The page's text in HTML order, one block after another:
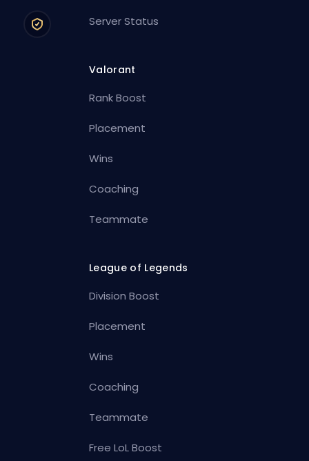
Server Status
Valorant
Rank Boost
Placement
Wins
Coaching
Teammate
League of Legends
Division Boost
Placement
Wins
Coaching
Teammate
Free LoL Boost